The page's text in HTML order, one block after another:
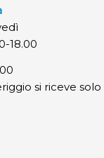
18.00
si riceve